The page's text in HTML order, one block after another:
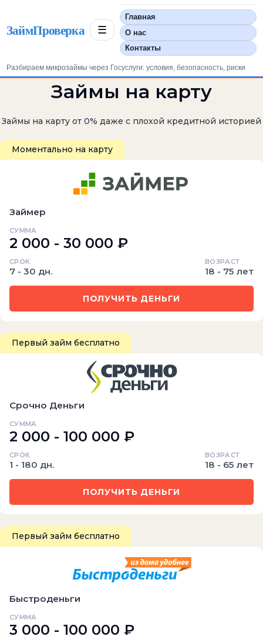
ЗаймПроверка ☰
Главная
О нас
Контакты
Разбираем микрозаймы через Госуслуги: условия, безопасность, риски
Займы на карту
Займы на карту от 0% даже с плохой кредитной историей
Моментально на карту
Займер
СУММА
2 000 - 30 000 ₽
СРОК
7 - 30 дн.
ВОЗРАСТ
18 - 75 лет
ПОЛУЧИТЬ ДЕНЬГИ
Первый займ бесплатно
Срочно Деньги
СУММА
2 000 - 100 000 ₽
СРОК
1 - 180 дн.
ВОЗРАСТ
18 - 65 лет
ПОЛУЧИТЬ ДЕНЬГИ
Первый займ бесплатно
Быстроденьги
СУММА
3 000 - 100 000 ₽